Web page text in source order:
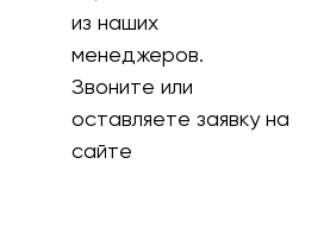
из наших
менеджеров.
Звоните или
оставляете заявку на
сайте